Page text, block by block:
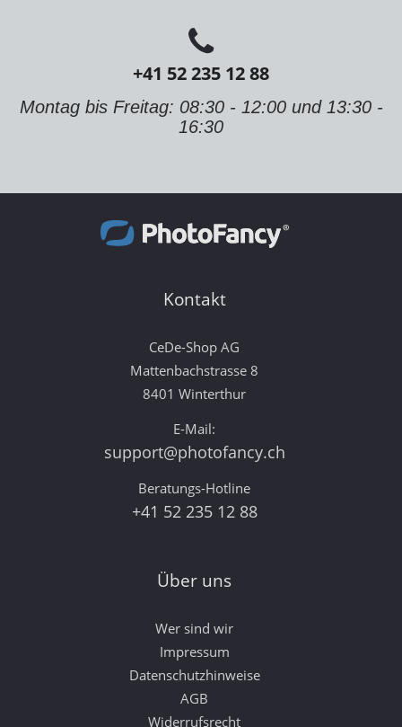
+41 52 235 12 88
Montag bis Freitag: 08:30 - 12:00 und 13:30 -
16:30
Kontakt
CeDe-Shop AG
Mattenbachstrasse 8
8401 Winterthur
E-Mail:
support@photofancy.ch
Beratungs-Hotline
+41 52 235 12 88
Über uns
Wer sind wir
Impressum
Datenschutzhinweise
AGB
Widerrufsrecht